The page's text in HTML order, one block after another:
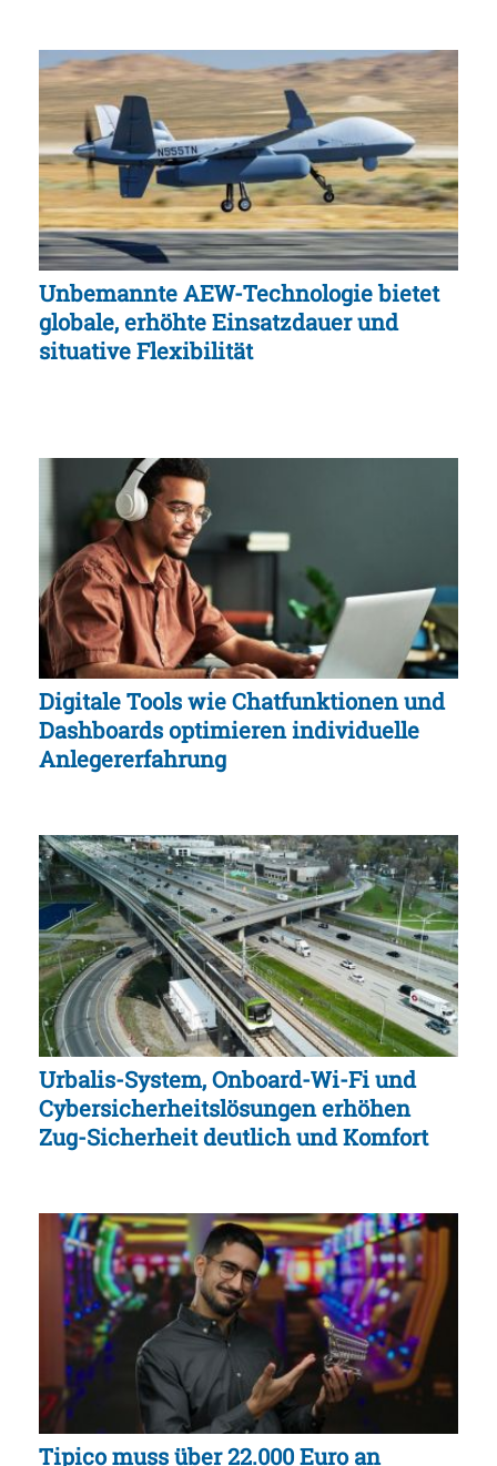
Unbemannte AEW-Technologie bietet
globale, erhöhte Einsatzdauer und
situative Flexibilität
Digitale Tools wie Chatfunktionen und
Dashboards optimieren individuelle
Anlegererfahrung
Urbalis-System, Onboard-Wi-Fi und
Cybersicherheitslösungen erhöhen
Zug-Sicherheit deutlich und Komfort
Tipico muss über 22.000 Euro an